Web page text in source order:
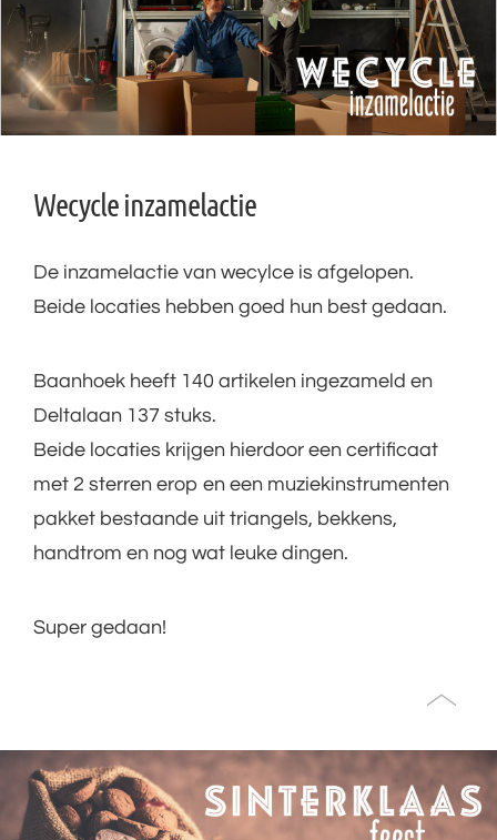
Wecycle inzamelactie
De inzamelactie van wecylce is afgelopen.
Beide locaties hebben goed hun best gedaan.
Baanhoek heeft 140 artikelen ingezameld en
Deltalaan 137 stuks.
Beide locaties krijgen hierdoor een certificaat
met 2 sterren erop en een muziekinstrumenten
pakket bestaande uit triangels, bekkens,
handtrom en nog wat leuke dingen.
Super gedaan!